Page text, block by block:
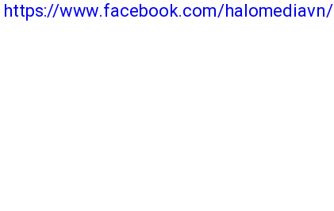
https://www.facebook.com/halomediavn/